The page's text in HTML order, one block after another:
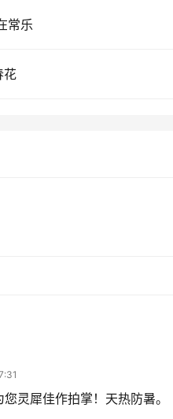
常乐
花
灵犀佳作拍掌！天热防暑。